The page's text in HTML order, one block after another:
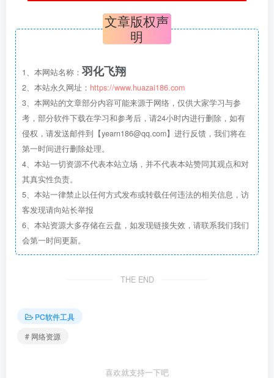
文章版权声
明
1、本网站名称： 羽化飞翔
2、本站永久网址： https://www.huazai186.com
3、本网站的文章部分内容可能来源于网络，仅供大家学习与参
考，部分软件下载在学习和参考后，请24小时内进行删除，如有
侵权，请发送邮件到【yearn186@qq.com】进行反馈，我们将在
第一时间进行删除处理。
4、本站一切资源不代表本站立场，并不代表本站赞同其观点和对
其真实性负责。
5、本站一律禁止以任何方式发布或转载任何违法的相关信息，访
客发现请向站长举报
6、本站资源大多存储在云盘，如发现链接失效，请联系我们我们
会第一时间更新。
THE END
PC软件工具
# 网络资源
喜欢就支持一下吧